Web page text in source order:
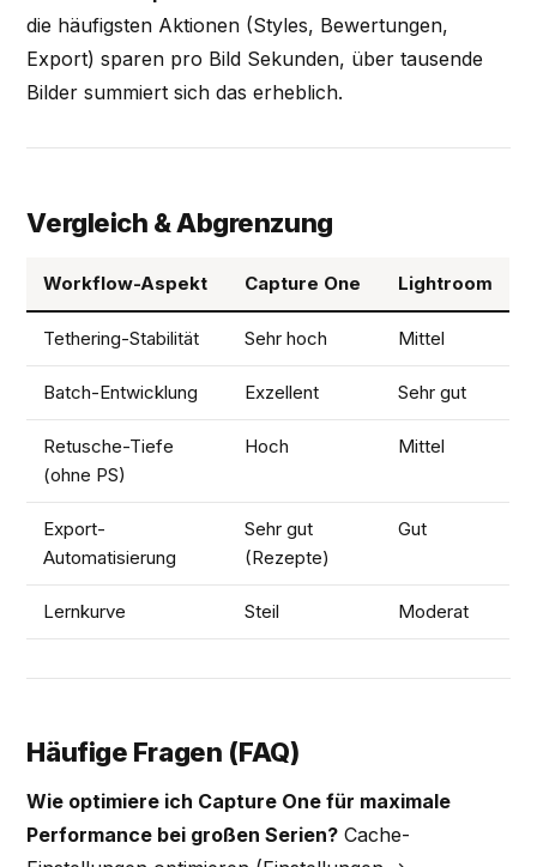
die häufigsten Aktionen (Styles, Bewertungen,
Export) sparen pro Bild Sekunden, über tausende
Bilder summiert sich das erheblich.
Vergleich & Abgrenzung
Workflow-Aspekt Capture One Lightroom
Tethering-Stabilität Sehr hoch Mittel
Batch-Entwicklung Exzellent Sehr gut
Retusche-Tiefe
(ohne PS)
Hoch Mittel
Export-
Automatisierung
Sehr gut
(Rezepte)
Gut
Lernkurve Steil Moderat
Häufige Fragen (FAQ)
Wie optimiere ich Capture One für maximale
Performance bei großen Serien? Cache-